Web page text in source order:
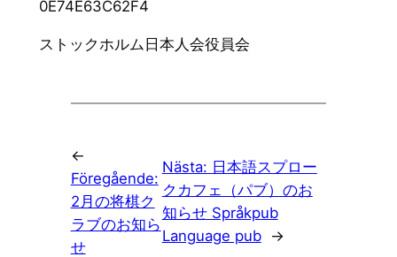
ストックホルム日本人会役員会
←
Föregående:
2月の将棋ク
ラブのお知ら
せ
Nästa: 日本語スプロー
クカフェ（パブ）のお
知らせ Språkpub
Language pub
→